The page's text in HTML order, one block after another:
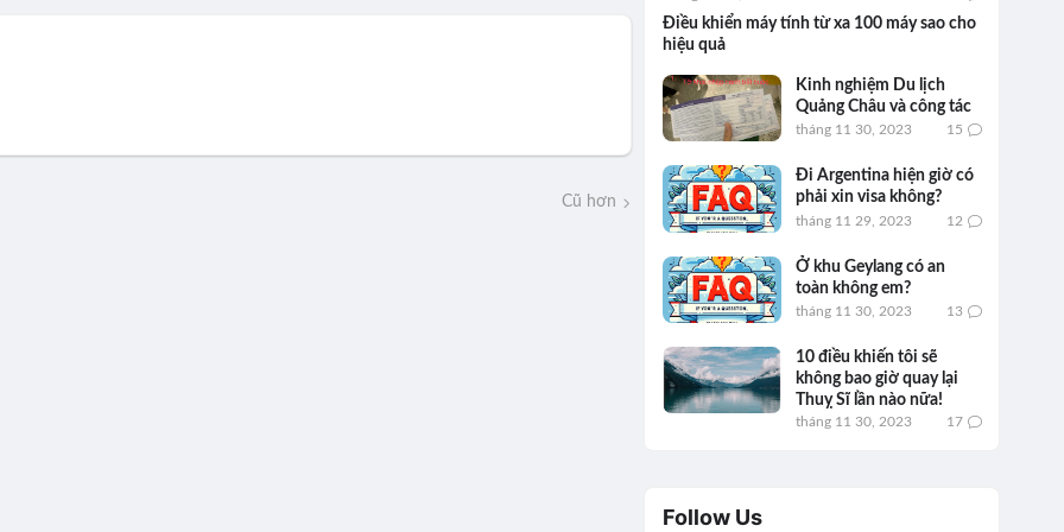
Cũ hơn
Điều khiển máy tính từ xa 100 máy sao cho
hiệu quả
Kinh nghiệm Du lịch
Quảng Châu và công tác
tháng 11 30, 2023 15
Đi Argentina hiện giờ có
phải xin visa không?
tháng 11 29, 2023 12
Ở khu Geylang có an
toàn không em?
tháng 11 30, 2023 13
10 điều khiến tôi sẽ
không bao giờ quay lại
Thuỵ Sĩ lần nào nữa!
tháng 11 30, 2023 17
Follow Us